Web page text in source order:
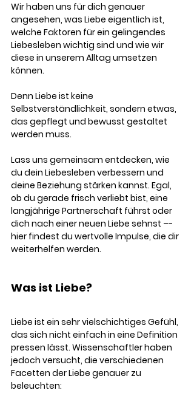
Wir haben uns für dich genauer
angesehen, was Liebe eigentlich ist,
welche Faktoren für ein gelingendes
Liebesleben wichtig sind und wie wir
diese in unserem Alltag umsetzen
können.
Denn Liebe ist keine
Selbstverständlichkeit, sondern etwas,
das gepflegt und bewusst gestaltet
werden muss.
Lass uns gemeinsam entdecken, wie
du dein Liebesleben verbessern und
deine Beziehung stärken kannst. Egal,
ob du gerade frisch verliebt bist, eine
langjährige Partnerschaft führst oder
dich nach einer neuen Liebe sehnst –-
hier findest du wertvolle Impulse, die dir
weiterhelfen werden.
Was ist Liebe?
Liebe ist ein sehr vielschichtiges Gefühl,
das sich nicht einfach in eine Definition
pressen lässt. Wissenschaftler haben
jedoch versucht, die verschiedenen
Facetten der Liebe genauer zu
beleuchten: